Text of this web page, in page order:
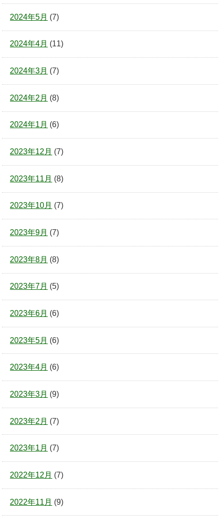
2024年5月 (7)
2024年4月 (11)
2024年3月 (7)
2024年2月 (8)
2024年1月 (6)
2023年12月 (7)
2023年11月 (8)
2023年10月 (7)
2023年9月 (7)
2023年8月 (8)
2023年7月 (5)
2023年6月 (6)
2023年5月 (6)
2023年4月 (6)
2023年3月 (9)
2023年2月 (7)
2023年1月 (7)
2022年12月 (7)
2022年11月 (9)